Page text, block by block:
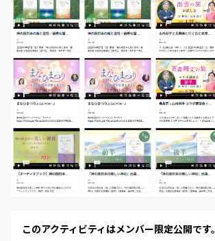
このアクティビティはメンバー限定公開です。